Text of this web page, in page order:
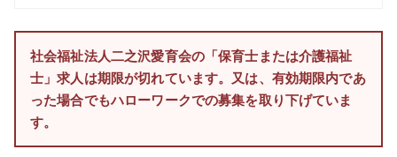
社会福祉法人二之沢愛育会の「保育士または介護福祉
士」求人は期限が切れています。又は、有効期限内であ
った場合でもハローワークでの募集を取り下げていま
す。